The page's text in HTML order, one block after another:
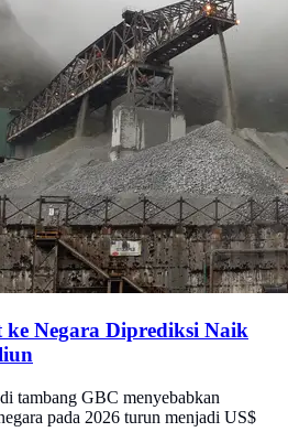
ke Negara Diprediksi Naik
tambang GBC menyebabkan
pada 2026 turun menjadi US$